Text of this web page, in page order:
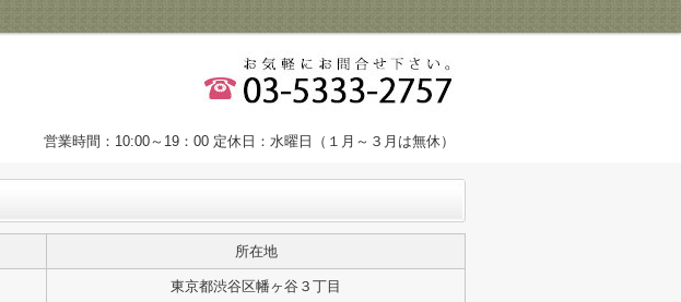
営業時間：10:00～19：00 定休日：水曜日（１月～３月は無休）
所在地
東京都渋谷区幡ヶ谷３丁目